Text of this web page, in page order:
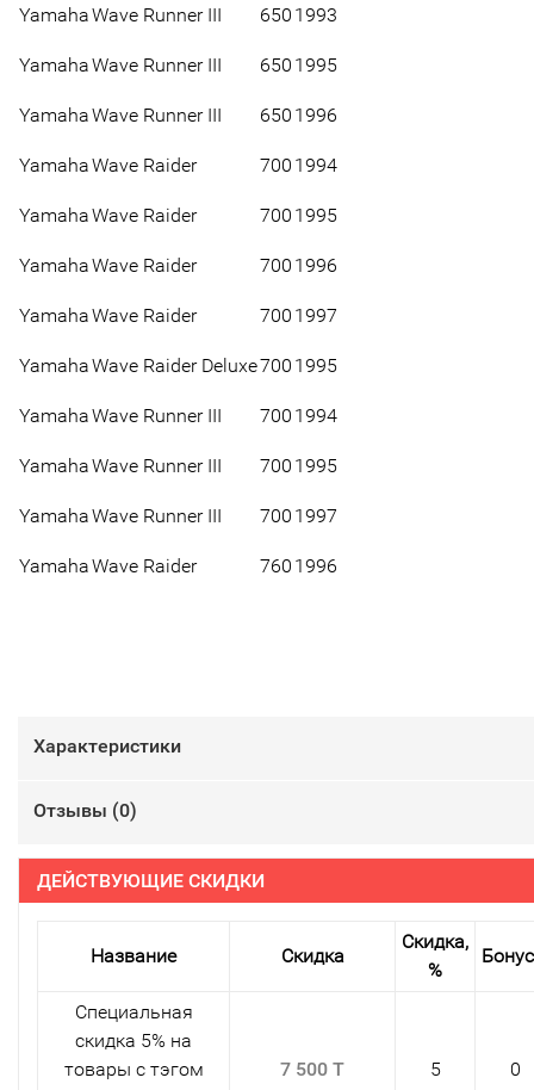
YamahaWave Runner III 650 1993
YamahaWave Runner III 650 1995
YamahaWave Runner III 650 1996
YamahaWave Raider 700 1994
YamahaWave Raider 700 1995
YamahaWave Raider 700 1996
YamahaWave Raider 700 1997
YamahaWave Raider Deluxe700 1995
YamahaWave Runner III 700 1994
YamahaWave Runner III 700 1995
YamahaWave Runner III 700 1997
YamahaWave Raider 760 1996
Характеристики
Отзывы (0)
ДЕЙСТВУЮЩИЕ СКИДКИ
Название Скидка
Скидка,
%
Специальная
скидка 5% на
товары с тэгом
7 500 T 5 0